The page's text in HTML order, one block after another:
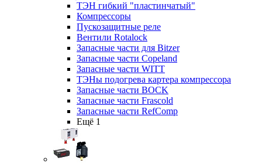
ТЭН гибкий "пластинчатый"
Компрессоры
Пускозащитные реле
Вентили Rotalock
Запасные части для Bitzer
Запасные части Copeland
Запасные части WITT
ТЭНы подогрева картера компрессора
Запасные части BOCK
Запасные части Frascold
Запасные части RefComp
Ещё 1